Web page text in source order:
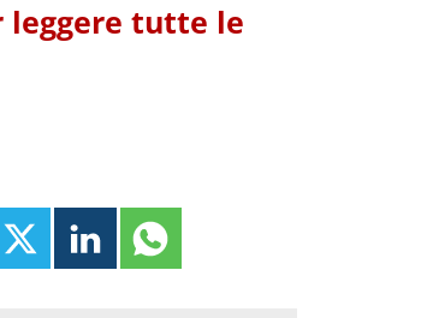
leggere tutte le